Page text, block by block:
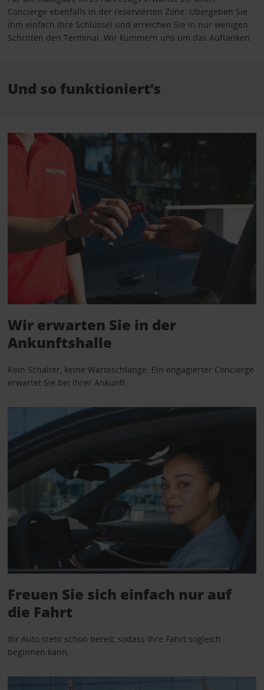
Concierge ebenfalls in der reservierten Zone. Übergeben Sie
ihm einfach Ihre Schlüssel und erreichen Sie in nur wenigen
Schritten den Terminal. Wir kümmern uns um das Auftanken.
Und so funktioniert’s
Wir erwarten Sie in der
Ankunftshalle
Kein Schalter, keine Warteschlange. Ein engagierter Concierge
erwartet Sie bei Ihrer Ankunft.
Freuen Sie sich einfach nur auf
die Fahrt
Ihr Auto steht schon bereit, sodass Ihre Fahrt sogleich
beginnen kann.